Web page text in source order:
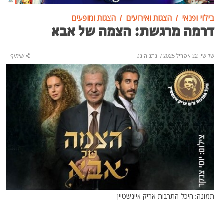
בילוי ופנאי הצגות ואירועים הצגות ומופעים
דרמה מרגשת: הצמה של אבא
שלישי, 22 אפריל 2025 / נתניה נט שיתוף
תמונה: היכל התרבות אריק איינשטיין